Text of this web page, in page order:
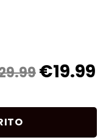
€19.99